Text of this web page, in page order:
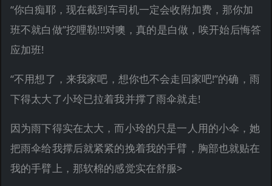
“你白痴耶，现在截到车司机一定会收附加费，那你加
班不就白做”挖哩勒!!!对噢，真的是白做，唉开始后悔答
应加班!
“不用想了，来我家吧，想你也不会走回家吧!”的确，雨
下得太大了小玲已拉着我并撑了雨伞就走!
因为雨下得实在太大，而小玲的只是一人用的小伞，她
把雨伞给我撑后就紧紧的挽着我的手臂，胸部也就贴在
我的手臂上，那软棉的感觉实在舒服>